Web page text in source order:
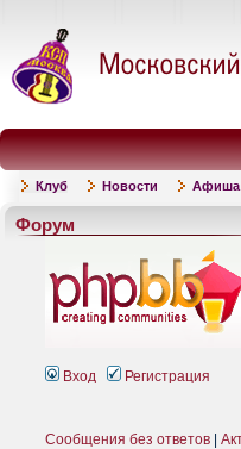
Клуб Новости Афиша
Форум
Вход Регистрация
Сообщения без ответов